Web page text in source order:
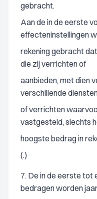
gebracht.
Aan de in de eerste
effecteninstellingen
rekening gebracht
die zij verrichten of
aanbieden, met dien
verschillende
of verrichten
vastgesteld, slechts
hoogste bedrag in
(.)
7. De in de eerste tot
bedragen worden